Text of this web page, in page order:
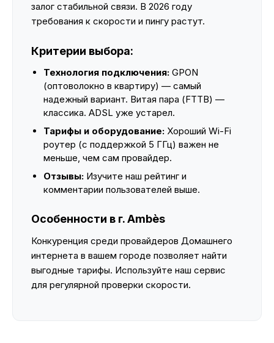
залог стабильной связи. В 2026 году
требования к скорости и пингу растут.
Критерии выбора:
Технология подключения: GPON
(оптоволокно в квартиру) — самый
надежный вариант. Витая пара (FTTB) —
классика. ADSL уже устарел.
Тарифы и оборудование: Хороший Wi-Fi
роутер (с поддержкой 5 ГГц) важен не
меньше, чем сам провайдер.
Отзывы: Изучите наш рейтинг и
комментарии пользователей выше.
Особенности в г. Ambès
Конкуренция среди провайдеров Домашнего
интернета в вашем городе позволяет найти
выгодные тарифы. Используйте наш сервис
для регулярной проверки скорости.